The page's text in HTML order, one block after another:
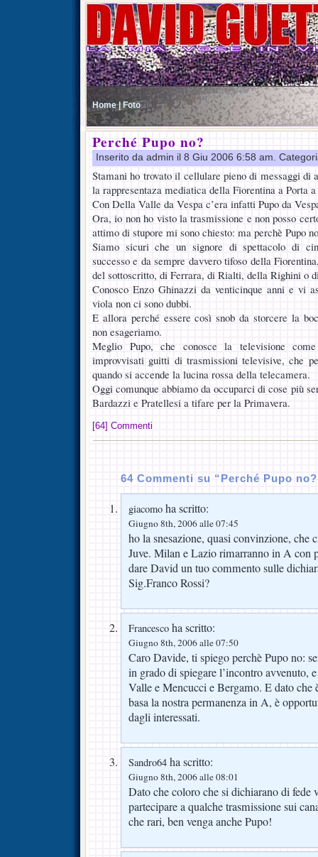
Home | Foto
Perché Pupo no?
Inserito da admin il 8 Giu 2006 6:58 am.
Stamani ho trovato il cellulare pieno di messaggi di
la rappresentaza mediatica della Fiorentina a Porta
Con Della Valle da Vespa c’era infatti Pupo da
Ora, io non ho visto la trasmissione e non posso
attimo di stupore mi sono chiesto: ma perchè Pupo
Siamo sicuri che un signore di spettacolo di
successo e da sempre davvero tifoso della
del sottoscritto, di Ferrara, di Rialti, della Righini o
Conosco Enzo Ghinazzi da venticinque anni e vi
viola non ci sono dubbi.
E allora perché essere così snob da storcere la
non esageriamo.
Meglio Pupo, che conosce la televisione
improvvisati guitti di trasmissioni televisive, che
quando si accende la lucina rossa della telecamera.
Oggi comunque abbiamo da occuparci di cose più
Bardazzi e Pratellesi a tifare per la Primavera.
[64] Commenti
64 Commenti su “Perché Pupo
giacomo ha scritto:
Giugno 8th, 2006 alle 07:45
ho la snesazione, quasi convinzione, che
Juve. Milan e Lazio rimarranno in A con
dare David un tuo commento sulle
Sig.Franco Rossi?
Francesco ha scritto:
Giugno 8th, 2006 alle 07:50
Caro Davide, ti spiego perchè Pupo no:
in grado di spiegare l’incontro avvenuto,
Valle e Mencucci e Bergamo. E dato che
basa la nostra permanenza in A, è
dagli interessati.
Sandro64 ha scritto:
Giugno 8th, 2006 alle 08:01
Dato che coloro che si dichiarano di fede
partecipare a qualche trasmissione sui
che rari, ben venga anche Pupo!